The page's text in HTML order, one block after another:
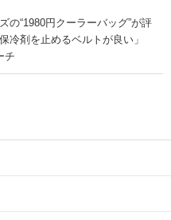
の“1980円クーラーバッグ”が評
剤を止めるベルトが良い」
チ